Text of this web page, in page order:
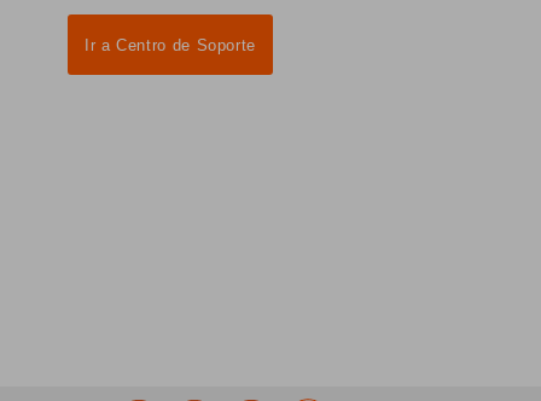
Ir a Centro de Soporte